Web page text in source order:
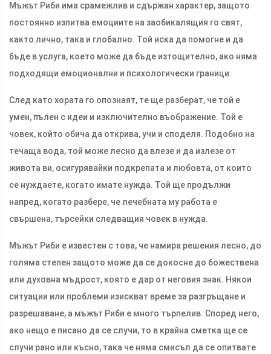
Мъжът Риби има срамежлив и сдържан характер, защото
постоянно изпитва емоциите на заобикалящия го свят,
както лично, така и глобално. Той иска да помогне и да
бъде в услуга, което може да бъде изтощително, ако няма
подходящи емоционални и психологически граници.
След като хората го опознаят, те ще разберат, че той е
умен, пълен с идеи и изключително въображение. Той е
човек, който обича да открива, учи и споделя. Подобно на
течаща вода, той може лесно да влезе и да излезе от
живота ви, осигурявайки подкрепата и любовта, от които
се нуждаете, когато имате нужда. Той ще продължи
напред, когато разбере, че лечебната му работа е
свършена, търсейки следващия човек в нужда.
Мъжът Риби е известен с това, че намира решения лесно, до
голяма степен защото може да се докосне до божествена
или духовна мъдрост, която е дар от неговия знак. Някои
ситуации или проблеми изискват време за разгръщане и
разрешаване, а мъжът Риби е много търпелив. Според него,
ако нещо е писано да се случи, то в крайна сметка ще се
случи рано или късно, така че няма смисъл да се опитвате